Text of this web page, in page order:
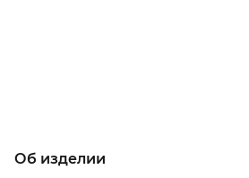
Об изделии